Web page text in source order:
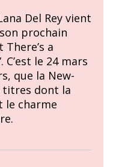
Del Rey vient
prochain
a
le 24 mars
que la New-
titres dont la
le charme